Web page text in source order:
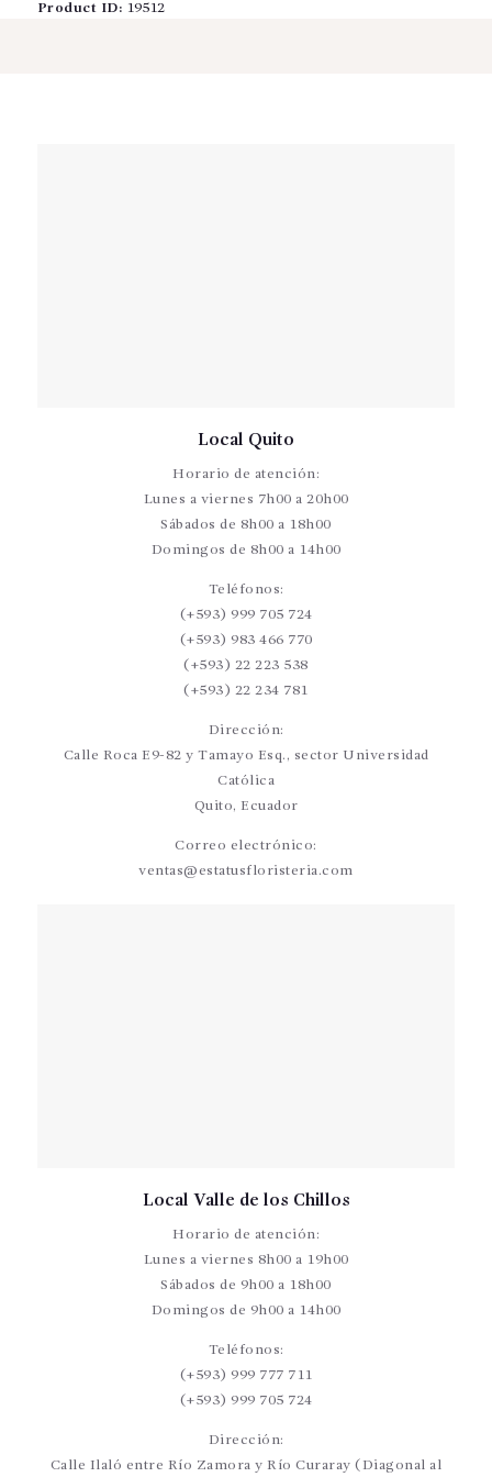
Product ID: 19512
Local Quito
Horario de atención:
Lunes a viernes 7h00 a 20h00
Sábados de 8h00 a 18h00
Domingos de 8h00 a 14h00
Teléfonos:
(+593) 999 705 724
(+593) 983 466 770
(+593) 22 223 538
(+593) 22 234 781
Dirección:
Calle Roca E9-82 y Tamayo Esq., sector Universidad
Católica
Quito, Ecuador
Correo electrónico:
ventas@estatusfloristeria.com
Local Valle de los Chillos
Horario de atención:
Lunes a viernes 8h00 a 19h00
Sábados de 9h00 a 18h00
Domingos de 9h00 a 14h00
Teléfonos:
(+593) 999 777 711
(+593) 999 705 724
Dirección:
Calle Ilaló entre Río Zamora y Río Curaray (Diagonal al